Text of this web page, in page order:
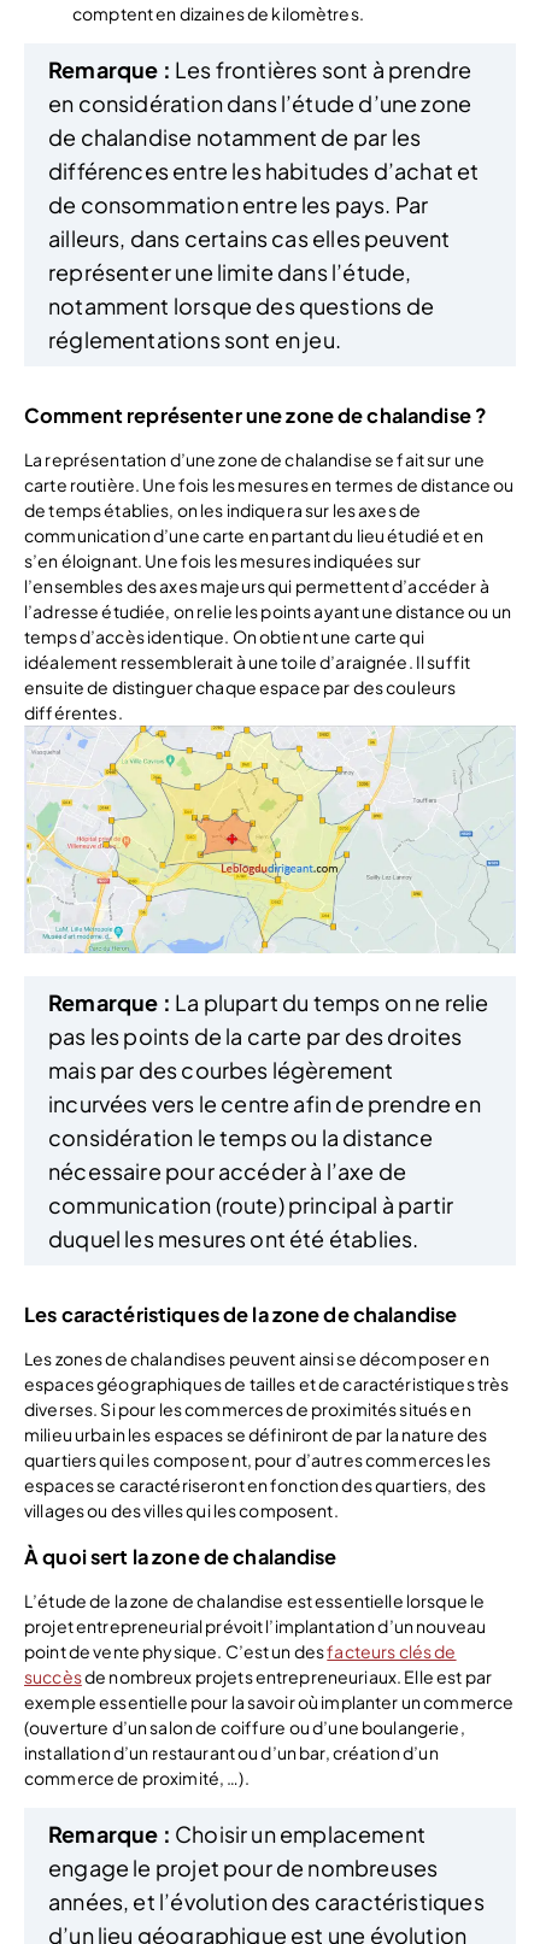
comptent en dizaines de kilomètres.
Remarque : Les frontières sont à prendre
en considération dans l’étude d’une zone
de chalandise notamment de par les
différences entre les habitudes d’achat et
de consommation entre les pays. Par
ailleurs, dans certains cas elles peuvent
représenter une limite dans l’étude,
notamment lorsque des questions de
réglementations sont en jeu.
Comment représenter une zone de chalandise ?
La représentation d’une zone de chalandise se fait sur une
carte routière. Une fois les mesures en termes de distance ou
de temps établies, on les indiquera sur les axes de
communication d’une carte en partant du lieu étudié et en
s’en éloignant. Une fois les mesures indiquées sur
l’ensembles des axes majeurs qui permettent d’accéder à
l’adresse étudiée, on relie les points ayant une distance ou un
temps d’accès identique. On obtient une carte qui
idéalement ressemblerait à une toile d’araignée. Il suffit
ensuite de distinguer chaque espace par des couleurs
différentes.
Remarque : La plupart du temps on ne relie
pas les points de la carte par des droites
mais par des courbes légèrement
incurvées vers le centre afin de prendre en
considération le temps ou la distance
nécessaire pour accéder à l’axe de
communication (route) principal à partir
duquel les mesures ont été établies.
Les caractéristiques de la zone de chalandise
Les zones de chalandises peuvent ainsi se décomposer en
espaces géographiques de tailles et de caractéristiques très
diverses. Si pour les commerces de proximités situés en
milieu urbain les espaces se définiront de par la nature des
quartiers qui les composent, pour d’autres commerces les
espaces se caractériseront en fonction des quartiers, des
villages ou des villes qui les composent.
À quoi sert la zone de chalandise
L’étude de la zone de chalandise est essentielle lorsque le
projet entrepreneurial prévoit l’implantation d’un nouveau
point de vente physique. C’est un desfacteurs clés de
succèsde nombreux projets entrepreneuriaux. Elle est par
exemple essentielle pour la savoir où implanter un commerce
(ouverture d’un salon de coiffure ou d’une boulangerie,
installation d’un restaurant ou d’un bar, création d’un
commerce de proximité, …).
Remarque : Choisir un emplacement
engage le projet pour de nombreuses
années, et l’évolution des caractéristiques
d’un lieu géographique est une évolution